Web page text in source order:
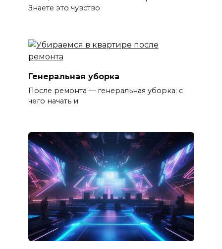
Знаете это чувство
Генеральная уборка
После ремонта — генеральная уборка: с
чего начать и